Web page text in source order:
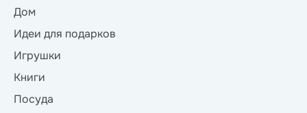
Дом
Идеи для подарков
Игрушки
Книги
Посуда